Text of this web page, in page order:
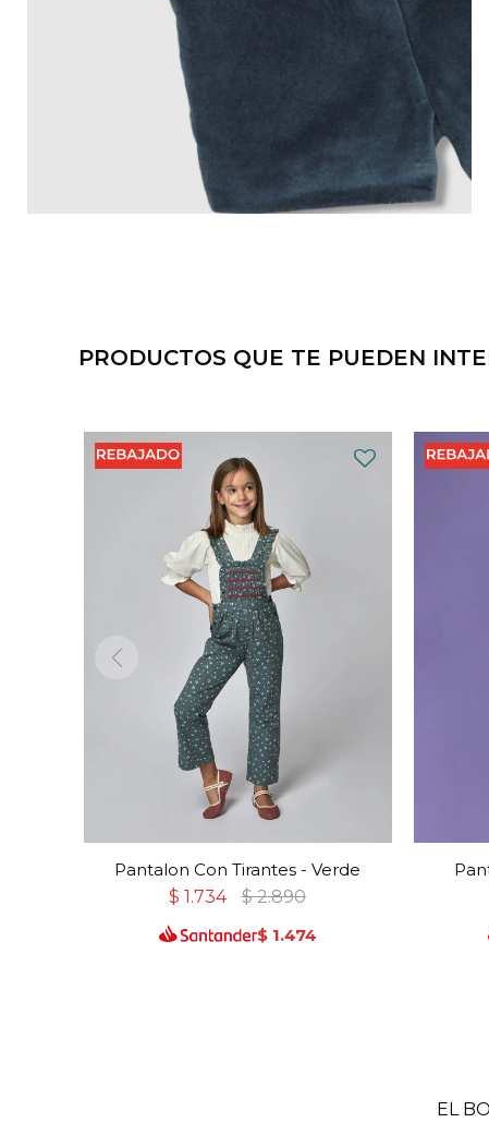
PRODUCTOS QUE TE PUEDEN
Pantalon Con Tirantes - Verde
$ 1.734 $ 2.890
$ 1.474
EL